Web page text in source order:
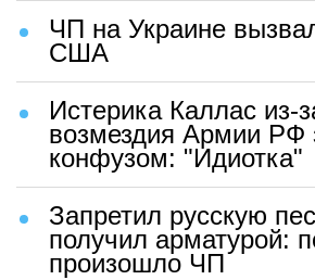
ЧП на Украине
США
Истерика Каллас из-
возмездия Армии РФ
конфузом: "Идиотка"
Запретил русскую
получил арматурой:
произошло ЧП